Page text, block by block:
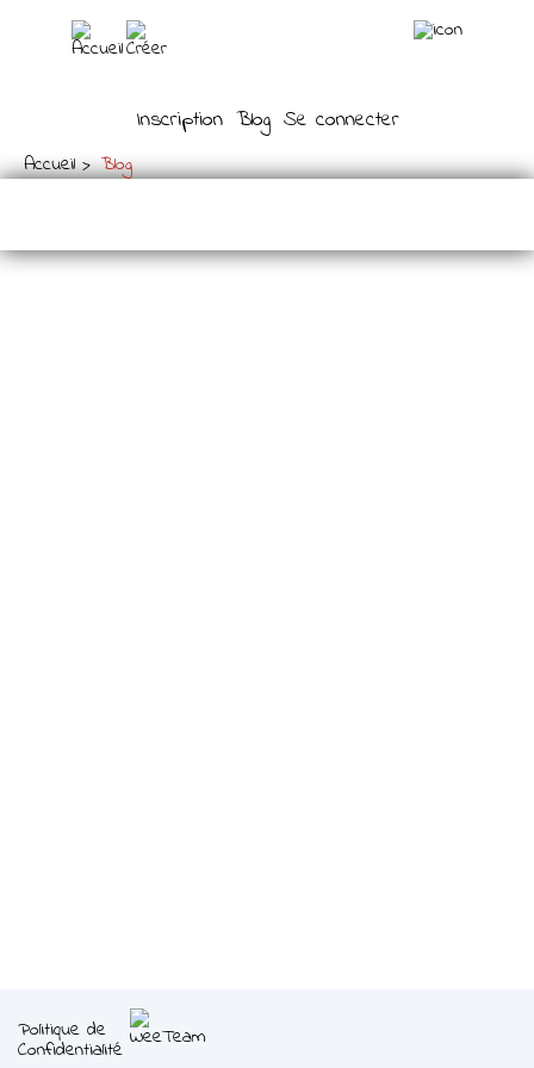
Inscription Blog Se connecter
Accueil Blog
Politique de
Confidentialité